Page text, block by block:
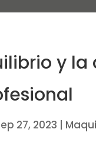
y
27, 2023 |